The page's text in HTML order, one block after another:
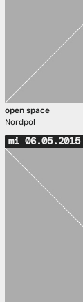
open space
Nordpol
mi 06.05.2015